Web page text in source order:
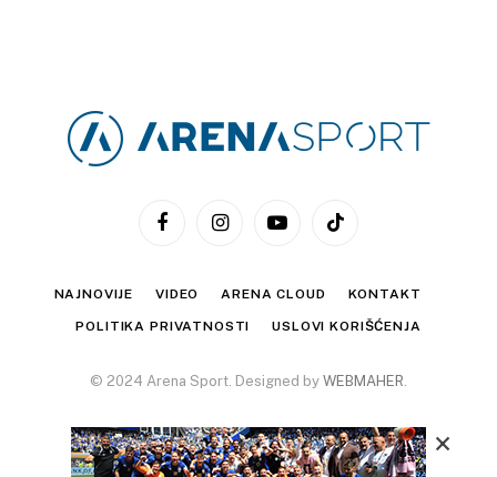
FacebookInstagramYouTubeTikTok
NAJNOVIJE VIDEO ARENA CLOUD KONTAKT
POLITIKA PRIVATNOSTI USLOVI KORIŠĆENJA
© 2024 Arena Sport. Designed by WEBMAHER
×